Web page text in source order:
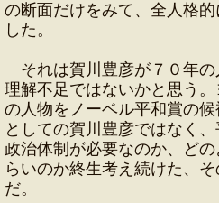
の断面だけをみて、全人格
した。
それは賀川豊彦が７０年の
理解不足ではないかと思う
の人物をノーベル平和賞の
としての賀川豊彦ではなく
政治体制が必要なのか、ど
らいのか終生考え続けた、
だ。